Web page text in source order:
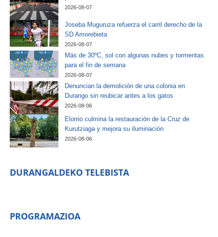
2026-08-07
Joseba Muguruza refuerza el carril derecho de la
SD Amorebieta
2026-08-07
Más de 30ºC, sol con algunas nubes y tormentas
para el fin de semana
2026-08-07
Denuncian la demolición de una colonia en
Durango sin reubicar antes a los gatos
2026-08-06
Elorrio culmina la restauración de la Cruz de
Kurutziaga y mejora su iluminación
2026-08-06
DURANGALDEKO TELEBISTA
PROGRAMAZIOA